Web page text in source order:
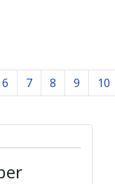
6 7 8 9 10